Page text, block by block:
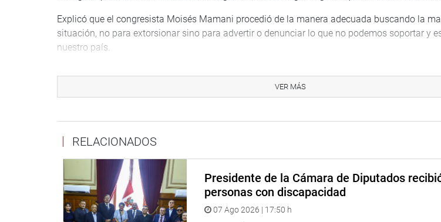
Explicó que el congresista Moisés Mamani procedió de la manera adecuada buscando la
situación, no para extorsionar sino para advertir o denunciar lo que no podemos soportar y
nuestro país.
aquellas personas que dicen que el Perú debe buscar la institucionalidad, que se debe
día de hoy estén pretendiendo invitarnos al caos, creo que eso es terrible.
“Lo que dice la Constitución es claro, ante una renuncia de un presidente, le corresponde al
continuar con el gobierno, hasta que termine su mandato. “No estoy de acuerdo en que se
elecciones”, enfatizó.
Torres expresó que al apreciar el mensaje presidencial de Pedro Pablo Kuczynski da un
ciudadanos, a los jóvenes, a nuestros hijos. Todos tenemos que entender, que cuando
mínimo que uno espera, es reconocer los actos indebidos que ha realizado y no solamente
Congreso de la República.
VER MÁS
RELACIONADOS
Presidente de la Cámara de Diputados
personas con discapacidad
07 Ago 2026 | 17:50 h